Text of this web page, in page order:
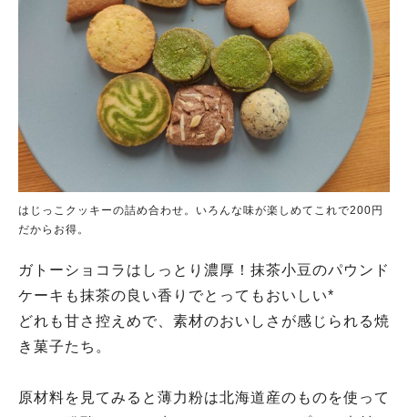
はじっこクッキーの詰め合わせ。いろんな味が楽しめてこれで200円
だからお得。
ガトーショコラはしっとり濃厚！抹茶小豆のパウンド
ケーキも抹茶の良い香りでとってもおいしい*
どれも甘さ控えめで、素材のおいしさが感じられる焼
き菓子たち。
原材料を見てみると薄力粉は北海道産のものを使って